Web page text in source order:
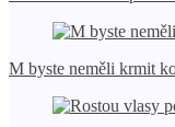
M byste neměli krmit